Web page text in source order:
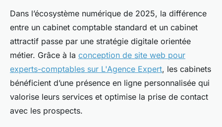
Dans l’écosystème numérique de 2025, la différence
entre un cabinet comptable standard et un cabinet
attractif passe par une stratégie digitale orientée
métier. Grâce à la conception de site web pour
experts-comptables sur L'Agence Expert, les cabinets
bénéficient d’une présence en ligne personnalisée qui
valorise leurs services et optimise la prise de contact
avec les prospects.